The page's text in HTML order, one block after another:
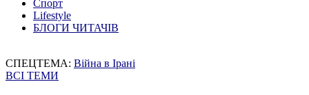
Спорт
Lifestyle
БЛОГИ ЧИТАЧІВ
СПЕЦТЕМА: Війна в Ірані
ВСІ ТЕМИ